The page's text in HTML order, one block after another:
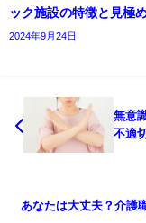
ック施設の特徴と見極
2024年9月24日
無意
不適
あなたは大丈夫？介護